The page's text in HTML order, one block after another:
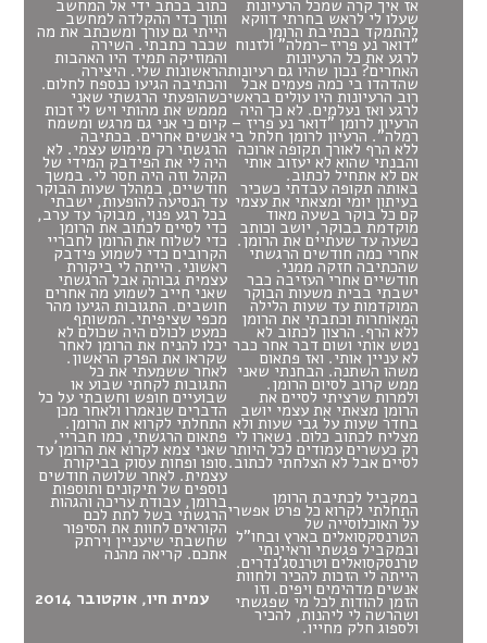
אז איך קרה שמכל הרעיונות
שעלו לי לראש בחרתי דווקא
להתמקד בכתיבת הרומן
"דואר נע פריז-רמלה" ולזנוח
לרגע את כל הרעיונות
האחרים? נכון שהיו גם רעיונות
שהדהדו בי כמה פעמים אבל
רוב הרעיונות היו עולים בראשי
לרגע ואז נעלמים. לא כך היה
הרעיון לרומן "דואר נע פריז –
רמלה". הרעיון לרומן חלחל בי
ללא הרף לאורך תקופה ארוכה
והבנתי שהוא לא יעזוב אותי
אם לא אתחיל לכתוב.
באותה תקופה עבדתי כשכיר
בעיתון יומי ומצאתי את עצמי
קם כל בוקר בשעה מאוד
מוקדמת בבוקר, יושב וכותב
כשעה עד שעתיים את הרומן.
אחרי כמה חודשים הרגשתי
שהכתיבה חזקה ממני.
חודשיים אחרי העזיבה כבר
ישבתי בבית משעות הבוקר
המוקדמות עד שעות הלילה
המאוחרות וכתבתי את הרומן
ללא הרף. הרצון לכתוב לא
נטש אותי ושום דבר אחר כבר
לא עניין אותי. ואז פתאום
משהו השתנה. הבחנתי שאני
ממש קרוב לסיום הרומן.
ולמרות שרציתי לסיים את
הרומן מצאתי את עצמי יושב
בחדר שעות על גבי שעות ולא
מצליח לכתוב כלום. נשארו לי
רק כעשרים עמודים לכל היותר
לסיים אבל לא הצלחתי לכתוב.
במקביל לכתיבת הרומן
התחלתי לקרוא כל פרט אפשרי
על האוכלוסייה של
הטרנסקסואלים בארץ ובחו"ל
ובמקביל פגשתי וראיינתי
טרנסקסואלים וטרנסג'נדרים.
הייתה לי הזכות להכיר ולחוות
אנשים מדהימים ויפים. וזו
הזמן להודות לכל מי שפגשתי
ושהרשה לי ליהנות, להכיר
ולספוג חלק מחייו.
כתוב בכתב ידי אל המחשב
ותוך כדי ההקלדה למחשב
הייתי גם עורך ומשכתב את מה
שכבר כתבתי. השירה
והמוזיקה תמיד היו האהבות
הראשונות שלי. היצירה
והכתיבה הגיעו כנספח לחלום.
כשהופעתי הרגשתי שאני
מממש את מהותי ויש לי זכות
קיום כי אני גם מרגש ומשמח
אנשים אחרים. בכתיבה
הרגשתי רק מימוש עצמי. לא
היה לי את הפידבק המידי של
הקהל וזה היה חסר לי. במשך
חודשיים, במהלך שעות הבוקר
עד הנסיעה להופעות, ישבתי
בכל רגע פנוי, מבוקר עד ערב,
כדי לסיים לכתוב את הרומן
כדי לשלוח את הרומן לחבריי
הקרובים כדי לשמוע פידבק
ראשוני. הייתה לי ביקורת
עצמית גבוהה אבל הרגשתי
שאני חייב לשמוע מה אחרים
חושבים. התגובות הגיעו מהר
מכפי שציפיתי. המשותף
כמעט לכולם היה שכולם לא
יכלו להניח את הרומן לאחר
שקראו את הפרק הראשון.
לאחר ששמעתי את כל
התגובות לקחתי שבוע או
שבועיים חופש וחשבתי על כל
הדברים שנאמרו ולאחר מכן
התחלתי לקרוא את הרומן.
פתאום הרגשתי, כמו חבריי,
שאני צמא לקרוא את הרומן עד
סופו ופחות עסוק בביקורת
עצמית. לאחר שלושה חודשים
נוספים של תיקונים ותוספות
ברומן, עבודת עריכה והגהות
הרגשתי בשל לתת לכם
הקוראים לחוות את הסיפור
שחשבתי שיעניין וירתק
אתכם. קריאה מהנה
עמית חיו, אוקטובר 2014